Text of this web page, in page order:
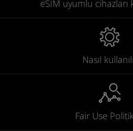
eSIM uyumlu cihazları
Nasıl
Fair Use